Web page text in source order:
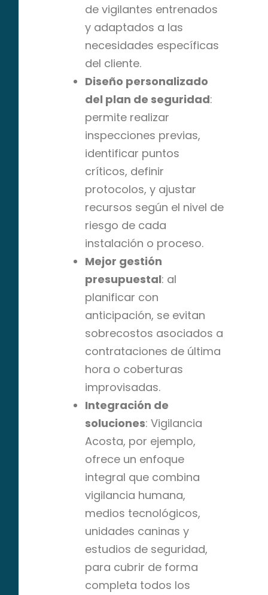
de vigilantes entrenados
y adaptados a las
necesidades específicas
del cliente.
Diseño personalizado
del plan de seguridad:
permite realizar
inspecciones previas,
identificar puntos
críticos, definir
protocolos, y ajustar
recursos según el nivel de
riesgo de cada
instalación o proceso.
Mejor gestión
presupuestal: al
planificar con
anticipación, se evitan
sobrecostos asociados a
contrataciones de última
hora o coberturas
improvisadas.
Integración de
soluciones: Vigilancia
Acosta, por ejemplo,
ofrece un enfoque
integral que combina
vigilancia humana,
medios tecnológicos,
unidades caninas y
estudios de seguridad,
para cubrir de forma
completa todos los